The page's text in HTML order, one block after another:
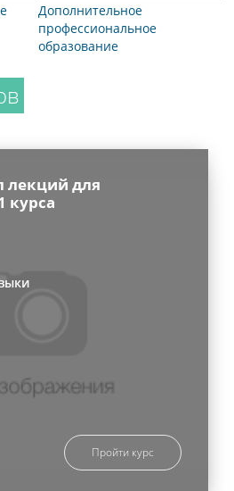
Дополнительное
профессиональное
образование
лекций для
курса
Пройти курс